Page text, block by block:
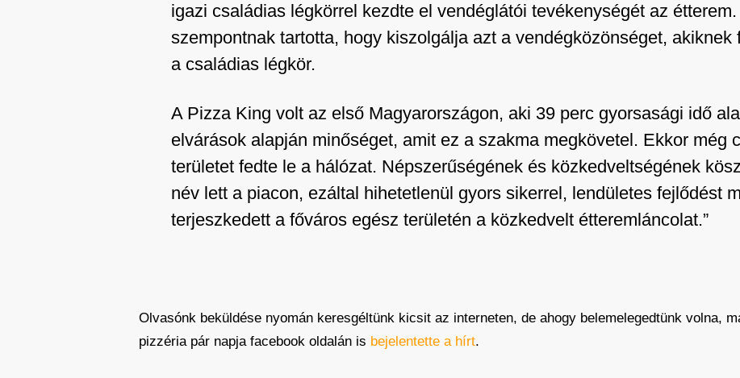
igazi családias légkörrel kezdte el vendéglátói tevékenységét az
szempontnak tartotta, hogy kiszolgálja azt a vendégközönséget,
a családias légkör.
A Pizza King volt az első Magyarországon, aki 39 perc gyorsasági idő
elvárások alapján minőséget, amit ez a szakma megkövetel. Ekkor még
területet fedte le a hálózat. Népszerűségének és közkedveltségének
név lett a piacon, ezáltal hihetetlenül gyors sikerrel, lendületes fejlődést
terjeszkedett a főváros egész területén a közkedvelt étteremláncolat.”
Olvasónk beküldése nyomán keresgéltünk kicsit az interneten, de ahogy belemelegedtünk volna,
pizzéria pár napja facebook oldalán is bejelentette a hírt.